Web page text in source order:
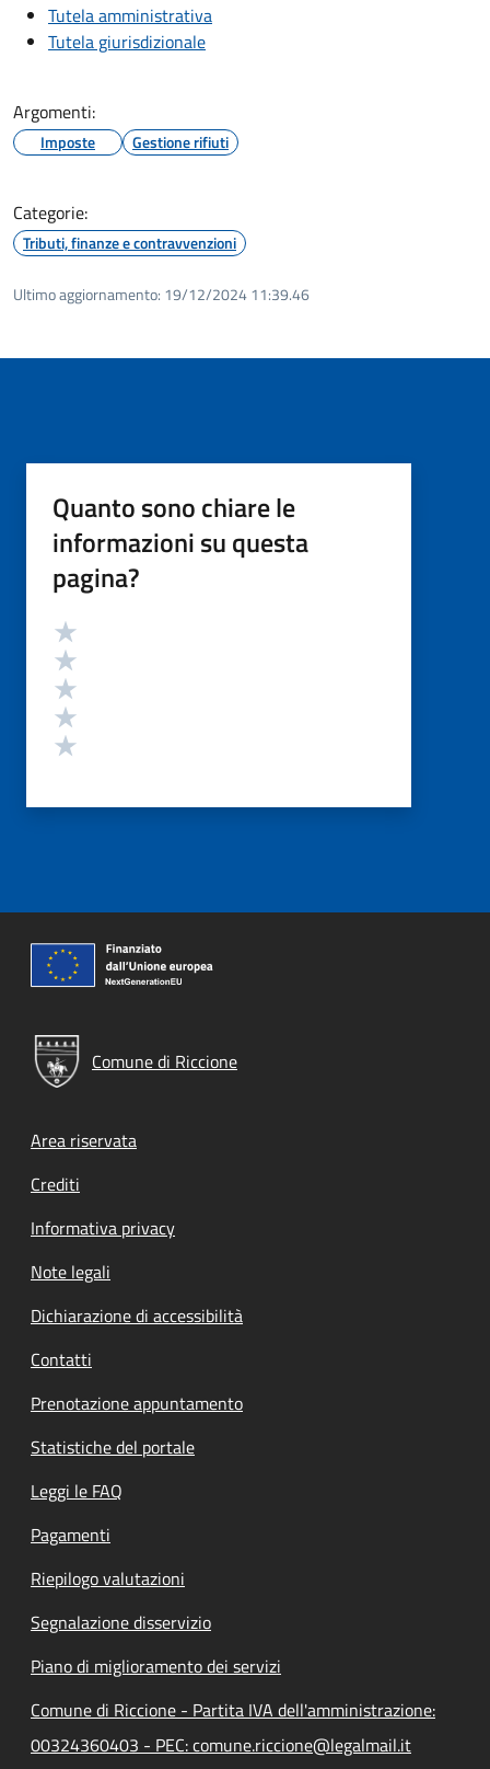
Tutela amministrativa
Tutela giurisdizionale
Argomenti:
Imposte Gestione rifiuti
Categorie:
Tributi, finanze e contravvenzioni
Ultimo aggiornamento: 19/12/2024 11:39.46
Quanto sono chiare le
informazioni su questa
pagina?
Valutazione
Comune di Riccione
Footer menu
Area riservata
Crediti
Informativa privacy
Note legali
Dichiarazione di accessibilità
Contatti
Prenotazione appuntamento
Statistiche del portale
Leggi le FAQ
Pagamenti
Riepilogo valutazioni
Segnalazione disservizio
Piano di miglioramento dei servizi
Comune di Riccione - Partita IVA dell'amministrazione:
00324360403 - PEC: comune.riccione@legalmail.it